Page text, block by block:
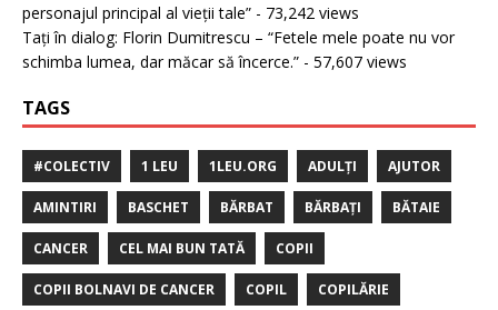
personajul principal al vieții tale” - 73,242 views
Tați în dialog: Florin Dumitrescu – “Fetele mele poate nu vor
schimba lumea, dar măcar să încerce.” - 57,607 views
TAGS
#COLECTIV 1 LEU 1LEU.ORG ADULȚI AJUTOR
AMINTIRI BASCHET BĂRBAT BĂRBAȚI BĂTAIE
CANCER CEL MAI BUN TATĂ COPII
COPII BOLNAVI DE CANCER COPIL COPILĂRIE